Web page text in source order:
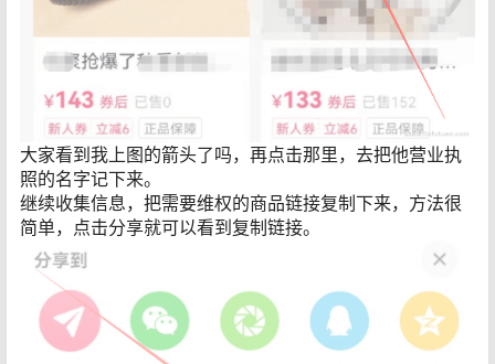
大家看到我上图的箭头了吗，再点击那里，去把他营业执
照的名字记下来。
继续收集信息，把需要维权的商品链接复制下来，方法很
简单，点击分享就可以看到复制链接。